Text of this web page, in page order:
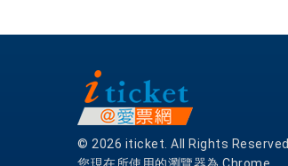
© 2026 iticket. All Rights Reserved.